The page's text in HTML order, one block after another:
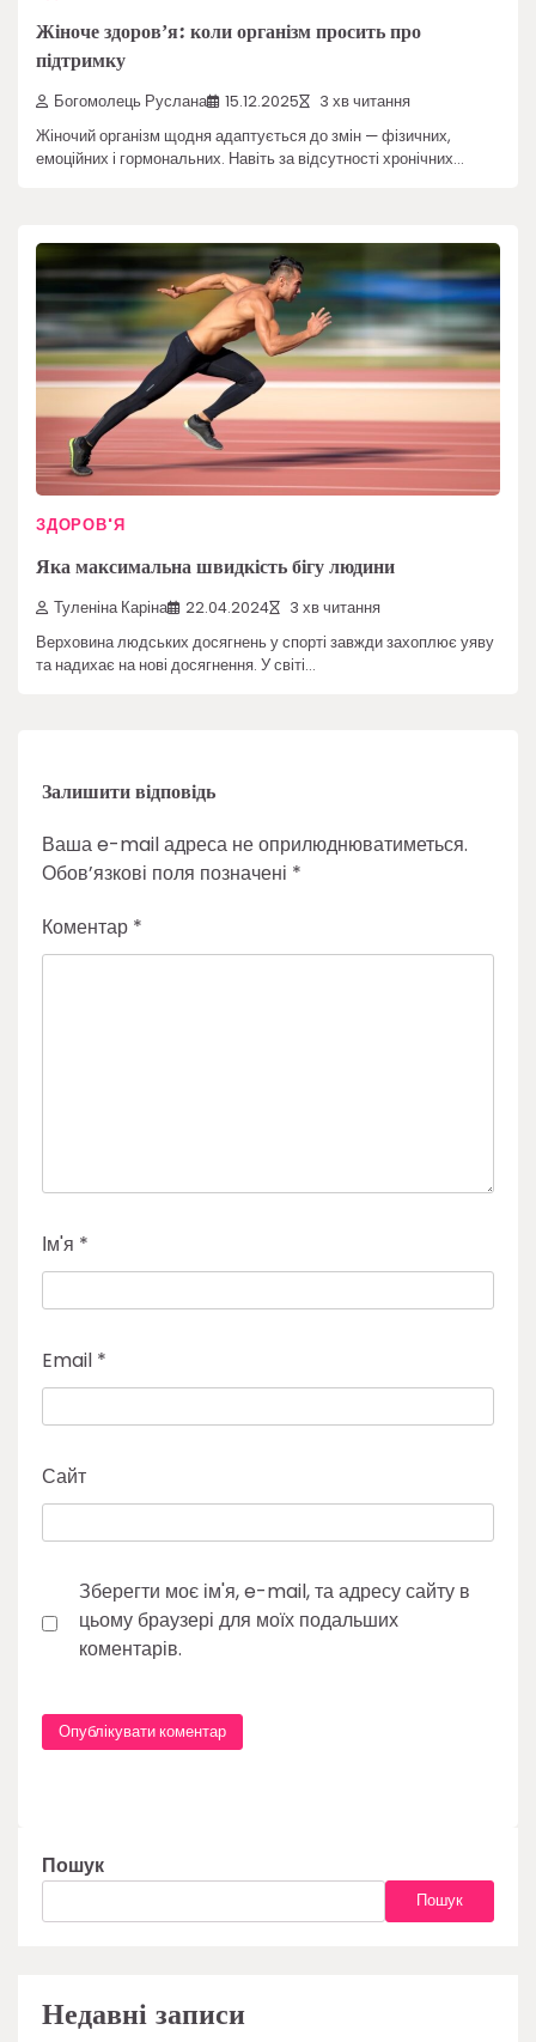
Жіноче здоровʼя: коли організм просить про
підтримку
Богомолець Руслана 15.12.2025 3 хв читання
Жіночий організм щодня адаптується до змін — фізичних,
емоційних і гормональних. Навіть за відсутності хронічних…
ЗДОРОВ'Я
Яка максимальна швидкість бігу людини
Туленіна Каріна 22.04.2024 3 хв читання
Верховина людських досягнень у спорті завжди захоплює уяву
та надихає на нові досягнення. У світі…
Залишити відповідь
Ваша e-mail адреса не оприлюднюватиметься.
Обов’язкові поля позначені *
Коментар *
Ім'я *
Email *
Сайт
Зберегти моє ім'я, e-mail, та адресу сайту в
цьому браузері для моїх подальших
коментарів.
Пошук
Пошук
Недавні записи